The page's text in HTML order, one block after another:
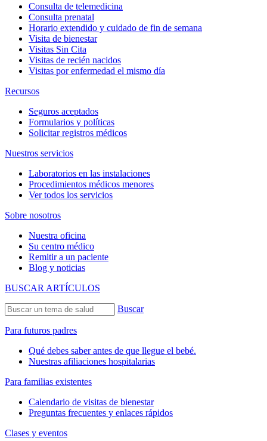
Consulta de telemedicina
Consulta prenatal
Horario extendido y cuidado de fin de semana
Visita de bienestar
Visitas Sin Cita
Visitas de recién nacidos
Visitas por enfermedad el mismo día
Recursos
Seguros aceptados
Formularios y políticas
Solicitar registros médicos
Nuestros servicios
Laboratorios en las instalaciones
Procedimientos médicos menores
Ver todos los servicios
Sobre nosotros
Nuestra oficina
Su centro médico
Remitir a un paciente
Blog y noticias
BUSCAR ARTÍCULOS
Buscar
Para futuros padres
Qué debes saber antes de que llegue el bebé.
Nuestras afiliaciones hospitalarias
Para familias existentes
Calendario de visitas de bienestar
Preguntas frecuentes y enlaces rápidos
Clases y eventos